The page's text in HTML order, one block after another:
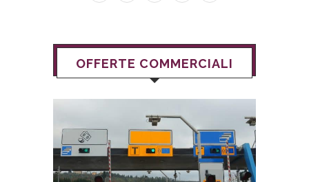
OFFERTE COMMERCIALI